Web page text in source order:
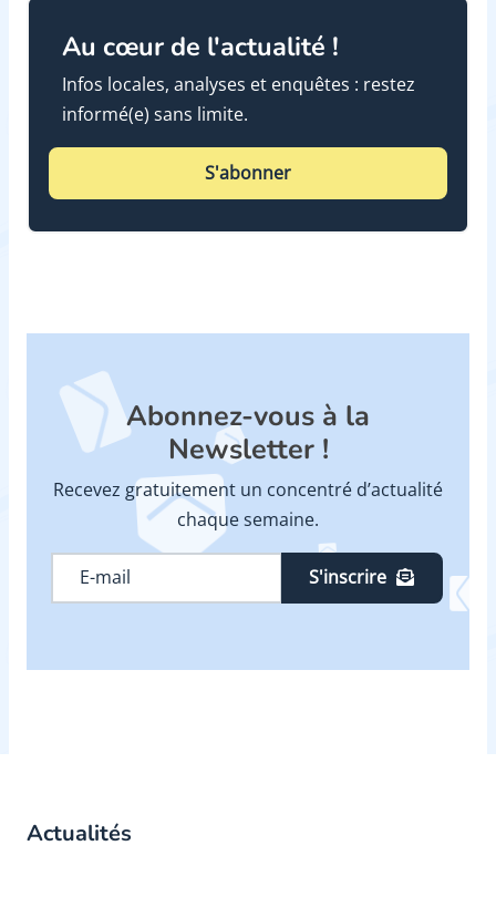
Au cœur de l'actualité !
Infos locales, analyses et enquêtes : restez
informé(e) sans limite.
S'abonner
Abonnez-vous à la
Newsletter !
Recevez gratuitement un concentré d’actualité
chaque semaine.
S'inscrire
Actualités